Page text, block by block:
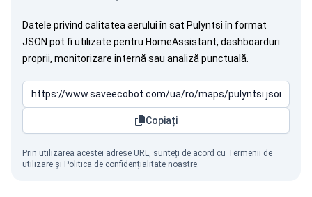
Datele privind calitatea aerului în sat Pulyntsi în format
JSON pot fi utilizate pentru HomeAssistant, dashboarduri
proprii, monitorizare internă sau analiză punctuală.
Copiați
Prin utilizarea acestei adrese URL, sunteți de acord cu Termenii de
utilizare și Politica de confidențialitate noastre.